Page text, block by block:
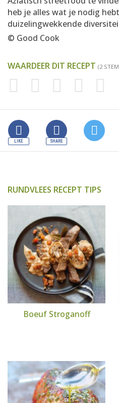
heb je alles wat je nodig
duizelingwekkende
© Good Cook
WAARDEER DIT RECEPT (2
RUNDVLEES RECEPT TIPS
Boeuf Stroganoff